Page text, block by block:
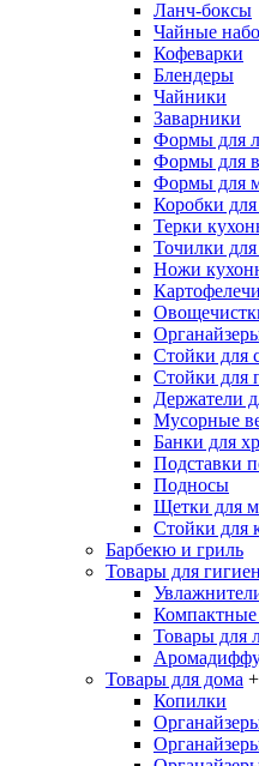
Ланч-боксы
Чайные
Кофеварки
Блендеры
Чайники
Заварники
Формы для
Формы для
Формы для
Коробки
Терки
Точилки
Ножи
Стойки для
Стойки для
Держатели
Мусорные
Банки для
Подставки
Подносы
Щетки для
Стойки для
Барбекю и гриль
Товары для
Компактные
Товары для
Товары для дома +
Копилки